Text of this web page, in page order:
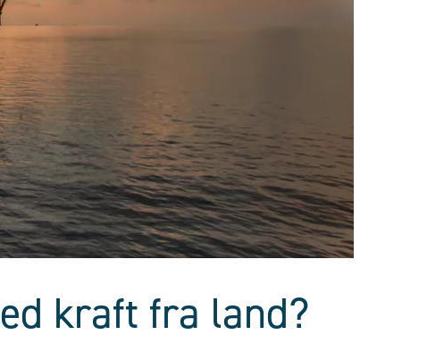
kraft fra land?